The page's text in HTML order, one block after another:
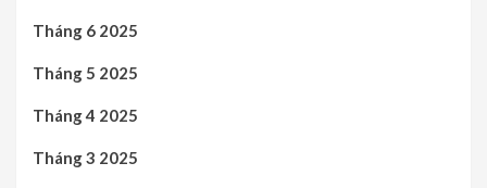
Tháng 6 2025
Tháng 5 2025
Tháng 4 2025
Tháng 3 2025